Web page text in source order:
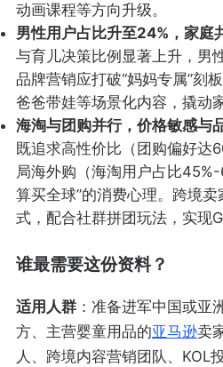
动画课程等方向升级。
男性用户占比升至24%，家庭
与育儿决策比例显著上升，男
品牌营销应打破“妈妈专属”刻
爸爸带娃等场景化内容，撬动
海淘与团购并行，价格敏感与
既追求高性价比（团购偏好达
局海外购（海淘用户占比
算买全球”的消费心理。跨境
式，配合社群拼团玩法，实现
谁最需要这份资料？
适用人群：准备进军中国或亚
方、主营婴童用品的亚马逊卖
人、跨境内容营销团队、KOL